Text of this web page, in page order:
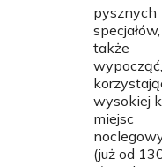
pysznych
także
wypocząć,
wysokiej
miejsc
(już od